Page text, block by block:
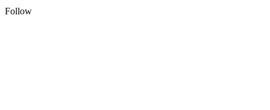
Follow